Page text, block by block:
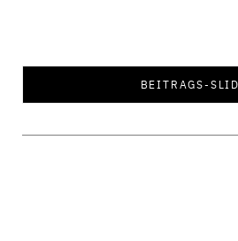
BEITRAGS-
für jedes